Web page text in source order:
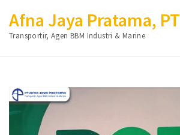
ke
konten
(Tekan
Afna Jaya Pratama, PT
Transportir, Agen BBM Industri & Marine